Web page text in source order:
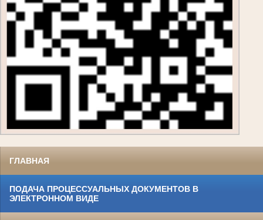
ГЛАВНАЯ
ПОДАЧА ПРОЦЕССУАЛЬНЫХ ДОКУМЕНТОВ В
ЭЛЕКТРОННОМ ВИДЕ